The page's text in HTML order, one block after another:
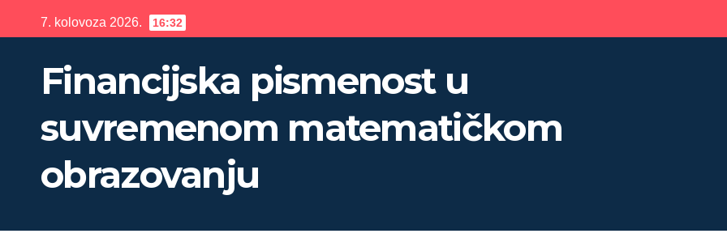
to
7. kolovoza 2026. 16:32
Financijska pismenost u
suvremenom matematičkom
obrazovanju